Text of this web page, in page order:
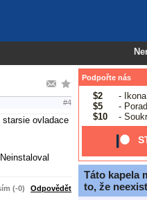
#4
ovladace
(-0) Odpovědět
Podpořte nás
$2
-
$5
-
$10
-
Táto kapela
to, že